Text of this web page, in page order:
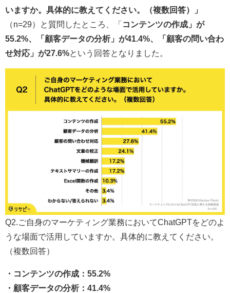
いますか。具体的に教えてください。（複数回答）」
（n=29）と質問したところ、「 コンテンツの作成」が
55.2%、「顧客データの分析」が41.4%、「顧客の問い合わ
せ対応」が27.6%という回答となりました。
Q2.ご自身のマーケティング業務においてChatGPTをどのよ
うな場面で活用していますか。具体的に教えてください。
（複数回答）
・コンテンツの作成：55.2%
・顧客データの分析：41.4%